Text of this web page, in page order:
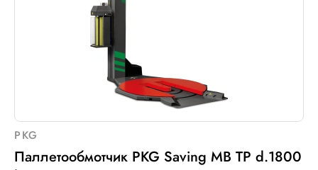
PKG
Паллетообмотчик PKG Saving MB TP d.1800